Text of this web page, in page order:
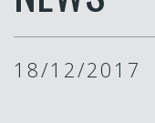
18/12/2017